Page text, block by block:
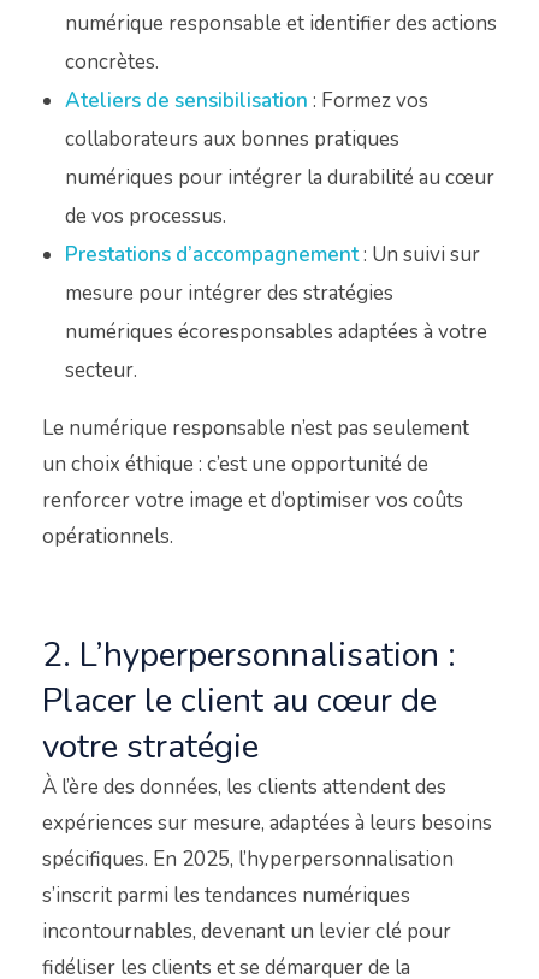
numérique responsable et identifier des actions
concrètes.
Ateliers de sensibilisation : Formez vos
collaborateurs aux bonnes pratiques
numériques pour intégrer la durabilité au cœur
de vos processus.
Prestations d’accompagnement: Un suivi sur
mesure pour intégrer des stratégies
numériques écoresponsables adaptées à votre
secteur.
Le numérique responsable n’est pas seulement
un choix éthique : c’est une opportunité de
renforcer votre image et d’optimiser vos coûts
opérationnels.
2. L’hyperpersonnalisation :
Placer le client au cœur de
votre stratégie
À l’ère des données, les clients attendent des
expériences sur mesure, adaptées à leurs besoins
spécifiques. En 2025, l’hyperpersonnalisation
s’inscrit parmi les tendances numériques
incontournables, devenant un levier clé pour
fidéliser les clients et se démarquer de la